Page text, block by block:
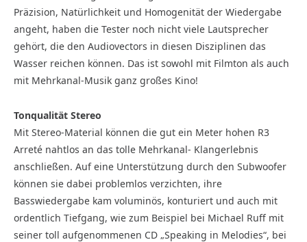
Präzision, Natürlichkeit und Homogenität der Wiedergabe
angeht, haben die Tester noch nicht viele Lautsprecher
gehört, die den Audiovectors in diesen Disziplinen das
Wasser reichen können. Das ist sowohl mit Filmton als auch
mit Mehrkanal-Musik ganz großes Kino!
Tonqualität Stereo
Mit Stereo-Material können die gut ein Meter hohen R3
Arreté nahtlos an das tolle Mehrkanal- Klangerlebnis
anschließen. Auf eine Unterstützung durch den Subwoofer
können sie dabei problemlos verzichten, ihre
Basswiedergabe kam voluminös, konturiert und auch mit
ordentlich Tiefgang, wie zum Beispiel bei Michael Ruff mit
seiner toll aufgenommenen CD „Speaking in Melodies“, bei